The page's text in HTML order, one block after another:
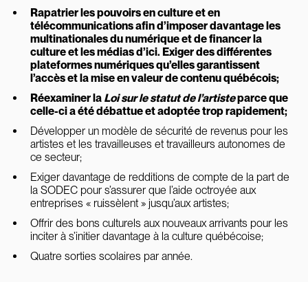
Rapatrier les pouvoirs en culture et en
télécommunications afin d’imposer davantage les
multinationales du numérique et de financer la
culture et les médias d’ici. Exiger des différentes
plateformes numériques qu’elles garantissent
l’accès et la mise en valeur de contenu québécois;
Réexaminer la Loi sur le statut de l’artisteparce que
celle-ci a été débattue et adoptée trop rapidement;
Développer un modèle de sécurité de revenus pour les
artistes et les travailleuses et travailleurs autonomes de
ce secteur;
Exiger davantage de redditions de compte de la part de
la SODEC pour s’assurer que l’aide octroyée aux
entreprises « ruissèlent » jusqu’aux artistes;
Offrir des bons culturels aux nouveaux arrivants pour les
inciter à s’initier davantage à la culture québécoise;
Quatre sorties scolaires par année.